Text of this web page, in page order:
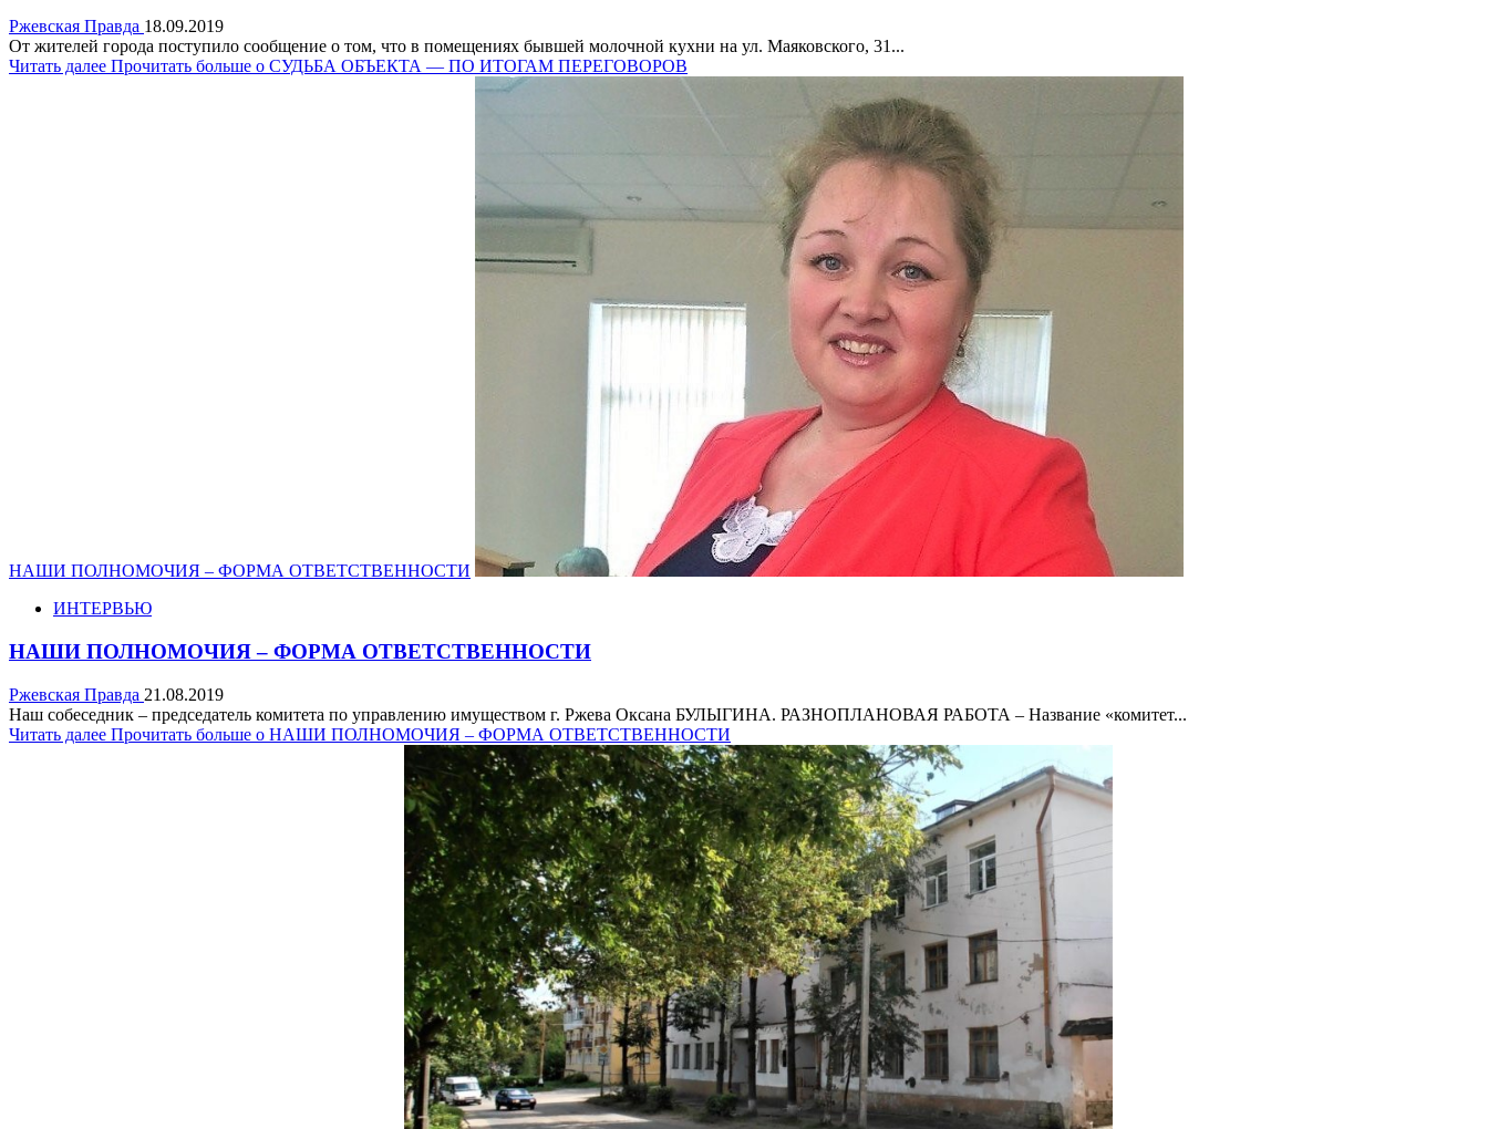
Ржевская Правда 18.09.2019
От жителей города поступило сообщение о том, что в помещениях бывшей молочной кухни на ул. Маяковского, 31...
Читать далее Прочитать больше о СУДЬБА ОБЪЕКТА — ПО ИТОГАМ ПЕРЕГОВОРОВ
НАШИ ПОЛНОМОЧИЯ – ФОРМА ОТВЕТСТВЕННОСТИ
ИНТЕРВЬЮ
НАШИ ПОЛНОМОЧИЯ – ФОРМА ОТВЕТСТВЕННОСТИ
Ржевская Правда 21.08.2019
Наш собеседник – председатель комитета по управлению имуществом г. Ржева Оксана БУЛЫГИНА. РАЗНОПЛАНОВАЯ РАБОТА – Название «комитет...
Читать далее Прочитать больше о НАШИ ПОЛНОМОЧИЯ – ФОРМА ОТВЕТСТВЕННОСТИ